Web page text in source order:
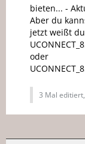
bieten... -
Aber du
jetzt weißt
oder
3 Mal